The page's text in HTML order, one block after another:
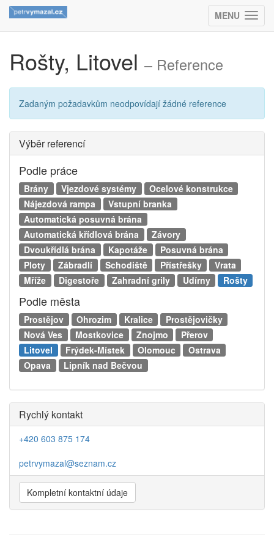
MENU
Rošty, Litovel – Reference
Zadaným požadavkům neodpovídají žádné reference
Výběr referencí
Podle práce
Brány Vjezdové systémy
Ocelové konstrukce
Nájezdová rampa
Vstupní branka
Automatická posuvná brána
Automatická křídlová brána
Závory
Dvoukřídlá brána
Kapotáže
Posuvná brána
Ploty
Zábradlí Schodiště Přístřešky
Vrata
Mříže
Digestoře Zahradní grily Udírny Rošty
Podle města
Prostějov Ohrozim Kralice
Prostějovičky
Nová Ves
Mostkovice Znojmo
Přerov
Litovel
Frýdek-Místek Olomouc
Ostrava
Opava
Lipník nad Bečvou
Rychlý kontakt
+420 603 875 174
petrvymazal@seznam.cz
Kompletní kontaktní údaje